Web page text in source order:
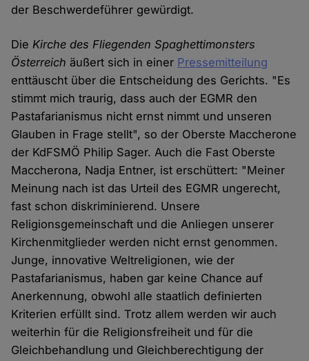
der Beschwerdeführer gewürdigt.
DieKirche des Fliegenden Spaghettimonsters
Österreich äußert sich in einer Pressemitteilung
enttäuscht über die Entscheidung des Gerichts. "Es
stimmt mich traurig, dass auch der EGMR den
Pastafarianismus nicht ernst nimmt und unseren
Glauben in Frage stellt", so der Oberste Maccherone
der KdFSMÖ Philip Sager. Auch die Fast Oberste
Maccherona, Nadja Entner, ist erschüttert: "Meiner
Meinung nach ist das Urteil des EGMR ungerecht,
fast schon diskriminierend. Unsere
Religionsgemeinschaft und die Anliegen unserer
Kirchenmitglieder werden nicht ernst genommen.
Junge, innovative Weltreligionen, wie der
Pastafarianismus, haben gar keine Chance auf
Anerkennung, obwohl alle staatlich definierten
Kriterien erfüllt sind. Trotz allem werden wir auch
weiterhin für die Religionsfreiheit und für die
Gleichbehandlung und Gleichberechtigung der